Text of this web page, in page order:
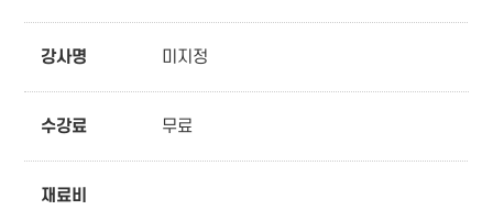
강사명 미지정
수강료 무료
재료비